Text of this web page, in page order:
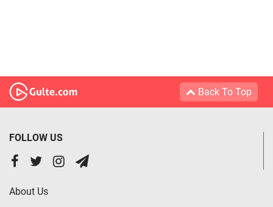
Back To Top
FOLLOW US
About Us